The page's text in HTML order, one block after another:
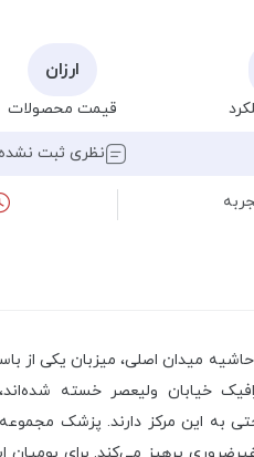
ارزان
قیمت محصولات
نظری ثبت
میدان اصلی، میزبان یکی از
خیابان ولیعصر خسته
به این مرکز دارند. پزشک